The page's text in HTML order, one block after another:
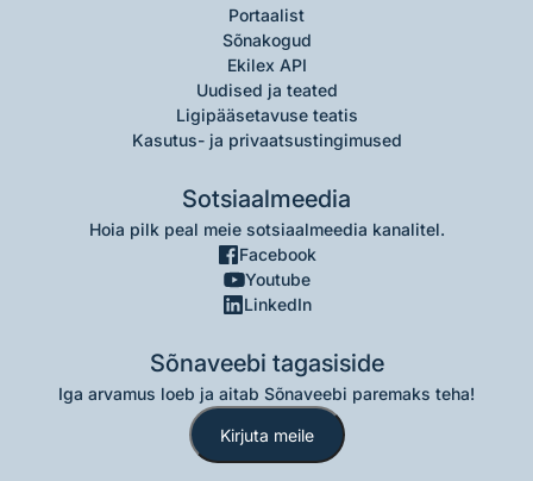
Portaalist
Sõnakogud
Ekilex API
Uudised ja teated
Ligipääsetavuse teatis
Kasutus- ja privaatsustingimused
Sotsiaalmeedia
Hoia pilk peal meie sotsiaalmeedia kanalitel.
Facebook
Youtube
LinkedIn
Sõnaveebi tagasiside
Iga arvamus loeb ja aitab Sõnaveebi paremaks teha!
Kirjuta meile